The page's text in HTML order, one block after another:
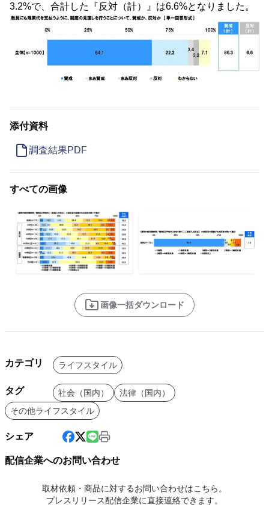
3.2%で、合計した『反対（計）』は6.6%となりました。
添付資料
調査結果PDF
すべての画像
画像一括ダウンロード
カテゴリ ライフスタイル
タグ 社会（国内）
法律（国内）
その他ライフスタイル
シェア
配信企業へのお問い合わせ
取材依頼・商品に対するお問い合わせはこちら。
プレスリリース配信企業に直接連絡できます。